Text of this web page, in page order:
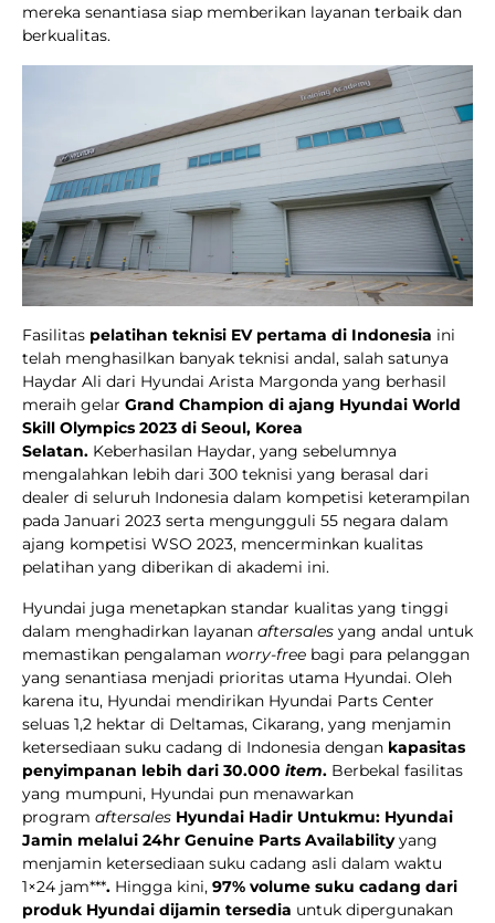
mereka senantiasa siap memberikan layanan terbaik dan
berkualitas.
Fasilitas pelatihan teknisi EV pertama di Indonesia ini
telah menghasilkan banyak teknisi andal, salah satunya
Haydar Ali dari Hyundai Arista Margonda yang berhasil
meraih gelar Grand Champion di ajang Hyundai World
Skill Olympics 2023 di Seoul, Korea
Selatan. Keberhasilan Haydar, yang sebelumnya
mengalahkan lebih dari 300 teknisi yang berasal dari
dealer di seluruh Indonesia dalam kompetisi keterampilan
pada Januari 2023 serta mengungguli 55 negara dalam
ajang kompetisi WSO 2023, mencerminkan kualitas
pelatihan yang diberikan di akademi ini.
Hyundai juga menetapkan standar kualitas yang tinggi
dalam menghadirkan layanan aftersales yang andal untuk
memastikan pengalaman worry-free bagi para pelanggan
yang senantiasa menjadi prioritas utama Hyundai. Oleh
karena itu, Hyundai mendirikan Hyundai Parts Center
seluas 1,2 hektar di Deltamas, Cikarang, yang menjamin
ketersediaan suku cadang di Indonesia dengan kapasitas
penyimpanan lebih dari 30.000 item. Berbekal fasilitas
yang mumpuni, Hyundai pun menawarkan
program aftersales Hyundai Hadir Untukmu: Hyundai
Jamin melalui 24hr Genuine Parts Availabilityyang
menjamin ketersediaan suku cadang asli dalam waktu
1×24 jam***. Hingga kini, 97% volume suku cadang dari
produk Hyundai dijamin tersedia untuk dipergunakan